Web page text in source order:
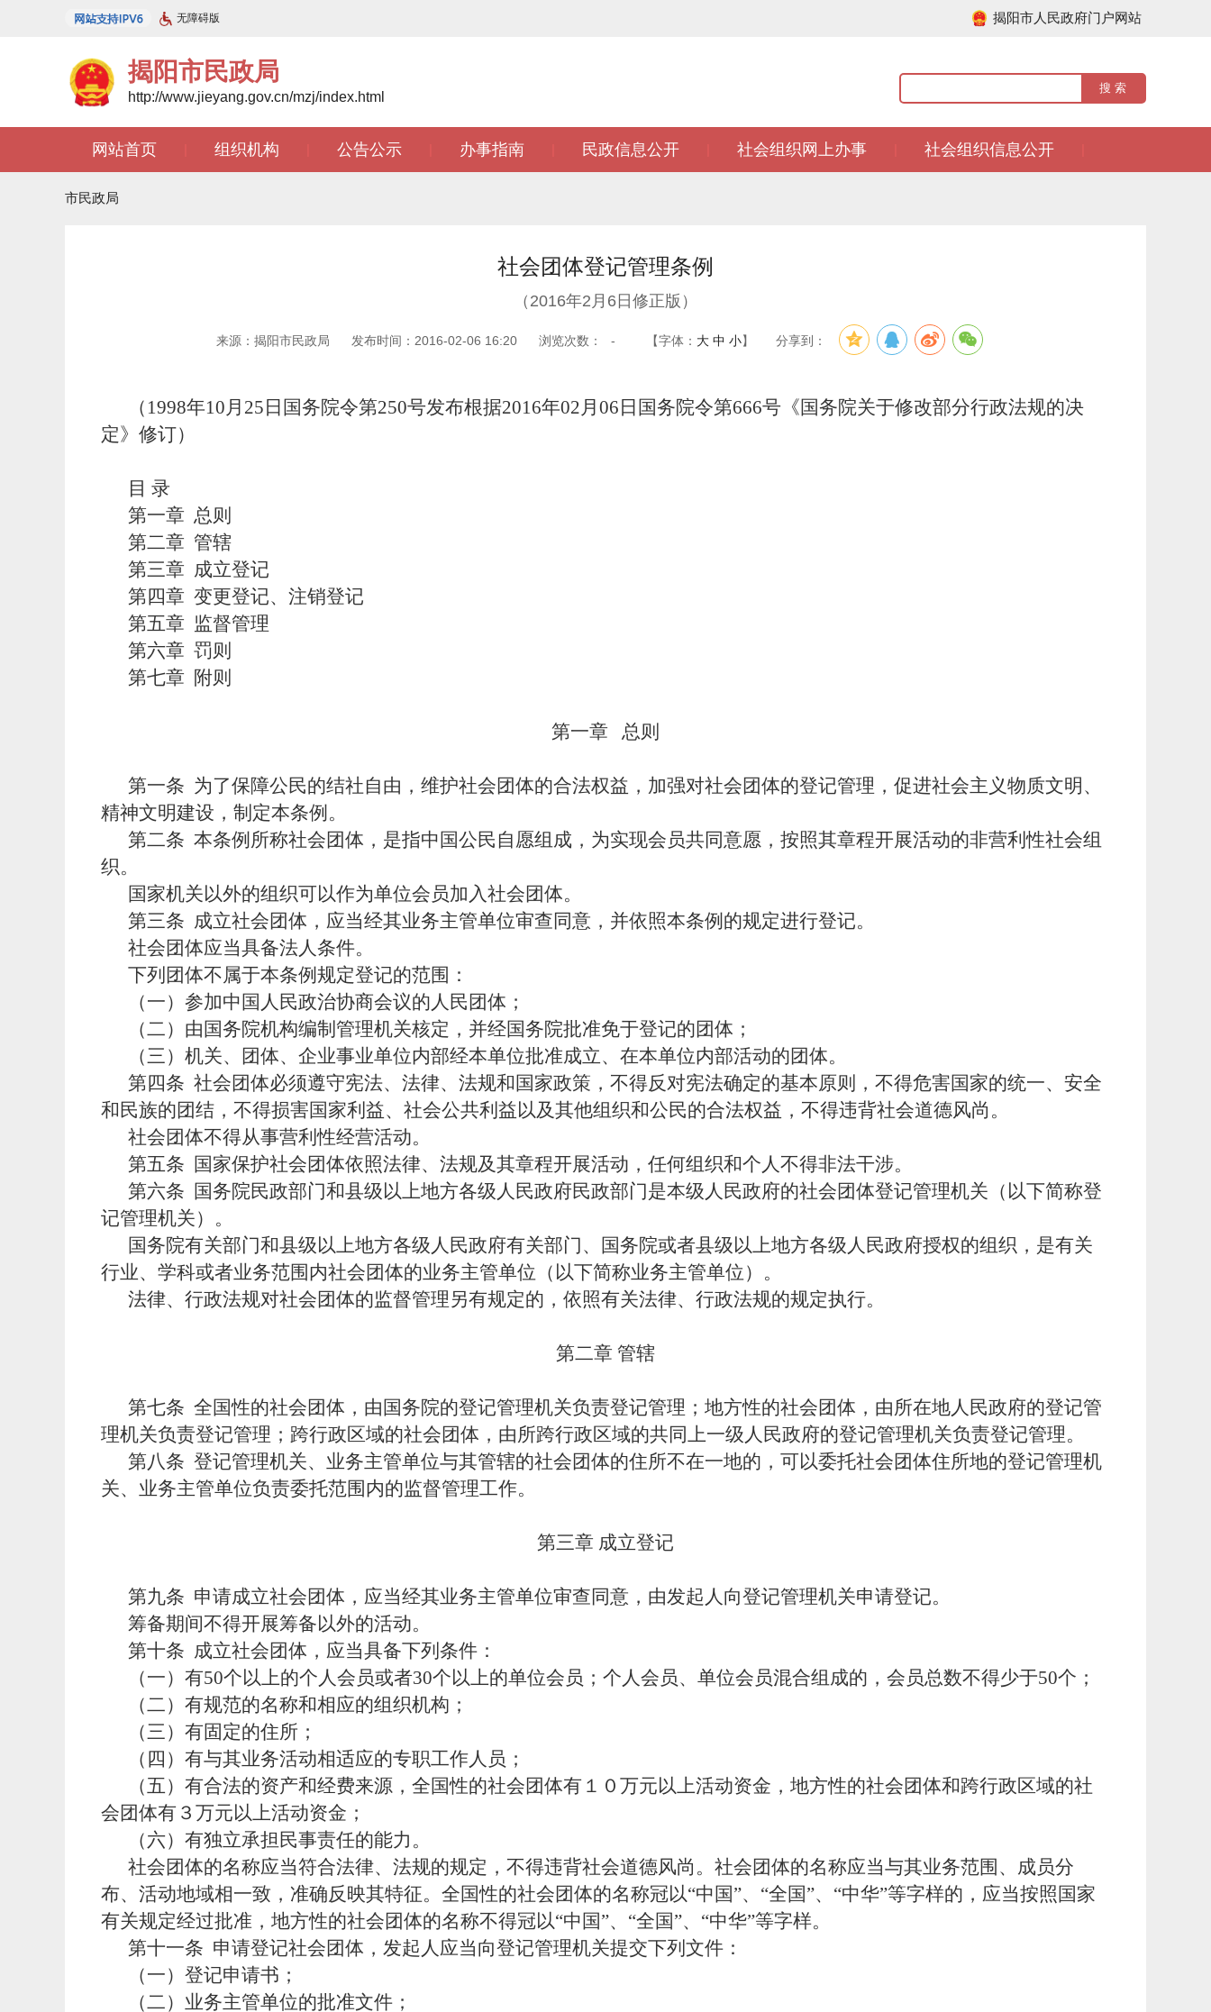
无障碍版 揭阳市人民政府门户网站
揭阳市民政局
http://www.jieyang.gov.cn/mzj/index.html
网站首页 组织机构 公告公示 办事指南 民政信息公开 社会组织网上办事 社会组织信息公开
市民政局
社会团体登记管理条例
（2016年2月6日修正版）
来源：揭阳市民政局 发布时间：2016-02-06 16:20 浏览次数： - 【字体： 大 中 小】 分享到：
（ 1998年10月25日国务院令第250号发布根据2016年02月06日国务院令第666号《国务院关于修改部分行政法规的决
定》修订）
目 录
第一章 总则
第二章 管辖
第三章 成立登记
第四章 变更登记、注销登记
第五章 监督管理
第六章 罚则
第七章 附则
第一章 总则
第一条 为了保障公民的结社自由，维护社会团体的合法权益，加强对社会团体的登记管理，促进社会主义物质文明、
精神文明建设，制定本条例。
第二条 本条例所称社会团体，是指中国公民自愿组成，为实现会员共同意愿，按照其章程开展活动的非营利性社会组
织。
国家机关以外的组织可以作为单位会员加入社会团体。
第三条 成立社会团体，应当经其业务主管单位审查同意，并依照本条例的规定进行登记。
社会团体应当具备法人条件。
下列团体不属于本条例规定登记的范围：
（一）参加中国人民政治协商会议的人民团体；
（二）由国务院机构编制管理机关核定，并经国务院批准免于登记的团体；
（三）机关、团体、企业事业单位内部经本单位批准成立、在本单位内部活动的团体。
第四条 社会团体必须遵守宪法、法律、法规和国家政策，不得反对宪法确定的基本原则，不得危害国家的统一、安全
和民族的团结，不得损害国家利益、社会公共利益以及其他组织和公民的合法权益，不得违背社会道德风尚。
社会团体不得从事营利性经营活动。
第五条 国家保护社会团体依照法律、法规及其章程开展活动，任何组织和个人不得非法干涉。
第六条 国务院民政部门和县级以上地方各级人民政府民政部门是本级人民政府的社会团体登记管理机关（以下简称登
记管理机关）。
国务院有关部门和县级以上地方各级人民政府有关部门、国务院或者县级以上地方各级人民政府授权的组织，是有关
行业、学科或者业务范围内社会团体的业务主管单位（以下简称业务主管单位）。
法律、行政法规对社会团体的监督管理另有规定的，依照有关法律、行政法规的规定执行。
第二章 管辖
第七条 全国性的社会团体，由国务院的登记管理机关负责登记管理；地方性的社会团体，由所在地人民政府的登记管
理机关负责登记管理；跨行政区域的社会团体，由所跨行政区域的共同上一级人民政府的登记管理机关负责登记管理。
第八条 登记管理机关、业务主管单位与其管辖的社会团体的住所不在一地的，可以委托社会团体住所地的登记管理机
关、业务主管单位负责委托范围内的监督管理工作。
第三章 成立登记
第九条 申请成立社会团体，应当经其业务主管单位审查同意，由发起人向登记管理机关申请登记。
筹备期间不得开展筹备以外的活动。
第十条 成立社会团体，应当具备下列条件：
（一）有50个以上的个人会员或者30个以上的单位会员；个人会员、单位会员混合组成的，会员总数不得少于50个；
（二）有规范的名称和相应的组织机构；
（三）有固定的住所；
（四）有与其业务活动相适应的专职工作人员；
（五）有合法的资产和经费来源，全国性的社会团体有１０万元以上活动资金，地方性的社会团体和跨行政区域的社
会团体有３万元以上活动资金；
（六）有独立承担民事责任的能力。
社会团体的名称应当符合法律、法规的规定，不得违背社会道德风尚。社会团体的名称应当与其业务范围、成员分
布、活动地域相一致，准确反映其特征。全国性的社会团体的名称冠以“中国”、“全国”、“中华”等字样的，应当按照国家
有关规定经过批准，地方性的社会团体的名称不得冠以“中国”、“全国”、“中华”等字样。
第十一条 申请登记社会团体，发起人应当向登记管理机关提交下列文件：
（一）登记申请书；
（二）业务主管单位的批准文件；